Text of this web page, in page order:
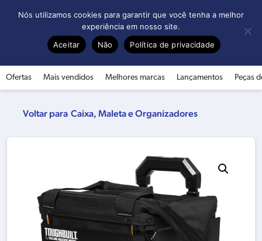
Ofertas Mais vendidos Melhores marcas Lançamentos Peças
Caixa, Maleta e Organizadores
Nós utilizamos cookies para garantir que você tenha a melhor
experiência em nosso site.
Aceitar
Não Política de privacidade